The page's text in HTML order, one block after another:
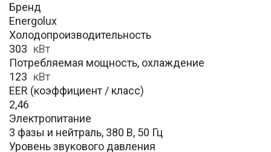
Бренд
Energolux
Холодопроизводительность
303 кВт
Потребляемая мощность, охлаждение
123 кВт
EER (коэффициент / класс)
2,46
Электропитание
3 фазы и нейтраль, 380 В, 50 Гц
Уровень звукового давления